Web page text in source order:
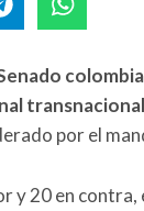
transnacional
por el
y 20 en